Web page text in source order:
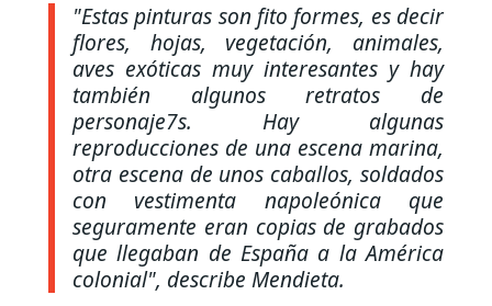
"Estas pinturas son fito formes, es decir
flores, hojas, vegetación, animales,
aves exóticas muy interesantes y hay
también algunos retratos de
personaje7s. Hay algunas
reproducciones de una escena marina,
otra escena de unos caballos, soldados
con vestimenta napoleónica que
seguramente eran copias de grabados
que llegaban de España a la América
colonial", describe Mendieta.